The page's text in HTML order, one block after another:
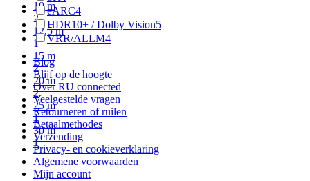
10 m
2
12,5 m
1
15 m
2
20 m
2
25 m
1
30 m
1
eARC4
HDR10+ / Dolby Vision5
VRR/ALLM4
Blog
Blijf op de hoogte
Over RU connected
Veelgestelde vragen
Retourneren of ruilen
Betaalmethodes
Verzending
Privacy- en cookieverklaring
Algemene voorwaarden
Mijn account